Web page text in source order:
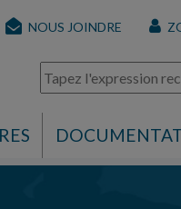
NOUS JOINDRE